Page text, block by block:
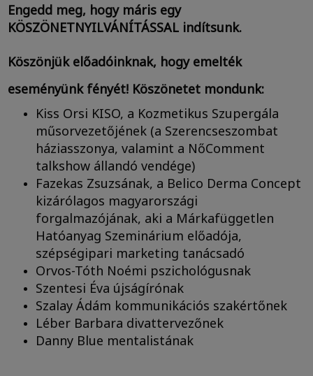
Engedd meg, hogy máris egy
KÖSZÖNETNYILVÁNÍTÁSSAL indítsunk.
Köszönjük előadóinknak, hogy emelték
eseményünk fényét! Köszönetet mondunk:
Kiss Orsi KISO, a Kozmetikus Szupergála
műsorvezetőjének (a Szerencseszombat
háziasszonya, valamint a NőComment
talkshow állandó vendége)
Fazekas Zsuzsának, a Belico Derma Concept
kizárólagos magyarországi
forgalmazójának, aki a Márkafüggetlen
Hatóanyag Szeminárium előadója,
szépségipari marketing tanácsadó
Orvos-Tóth Noémi pszichológusnak
Szentesi Éva újságírónak
Szalay Ádám kommunikációs szakértőnek
Léber Barbara divattervezőnek
Danny Blue mentalistának